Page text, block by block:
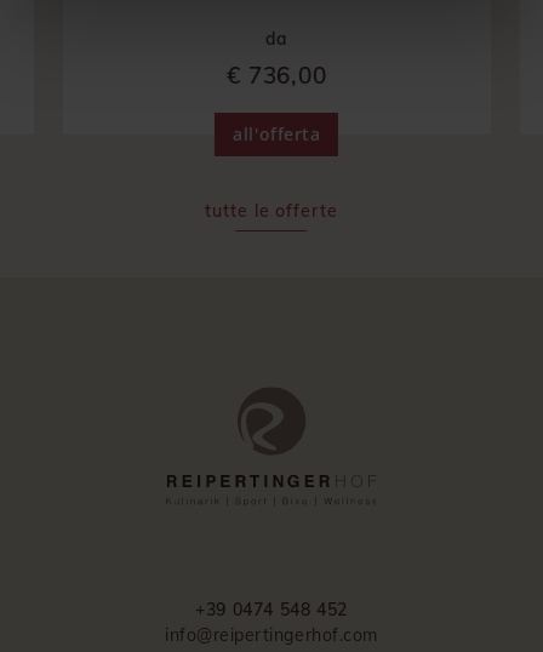
da
€ 736,00
all'offerta
tutte le offerte
+39 0474 548 452
info@reipertingerhof.com